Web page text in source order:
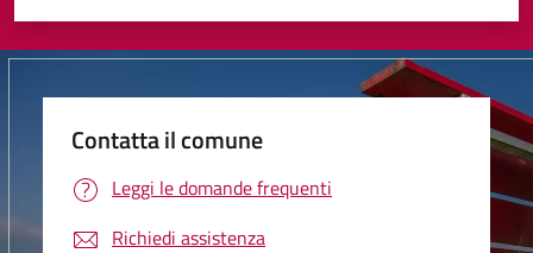
Valuta 5 stelle su 5
Valuta 4 stelle su 5
Valuta 3 stelle su 5
Valuta 2 stelle su 5
Valuta 1 stelle su 5
Contatta il comune
Leggi le domande frequenti
Richiedi assistenza